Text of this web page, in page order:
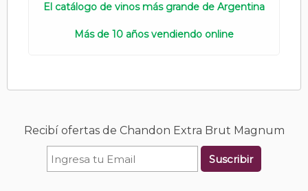
El catálogo de vinos más grande de Argentina
Más de 10 años vendiendo online
Recibí ofertas de Chandon Extra Brut Magnum
Suscribir